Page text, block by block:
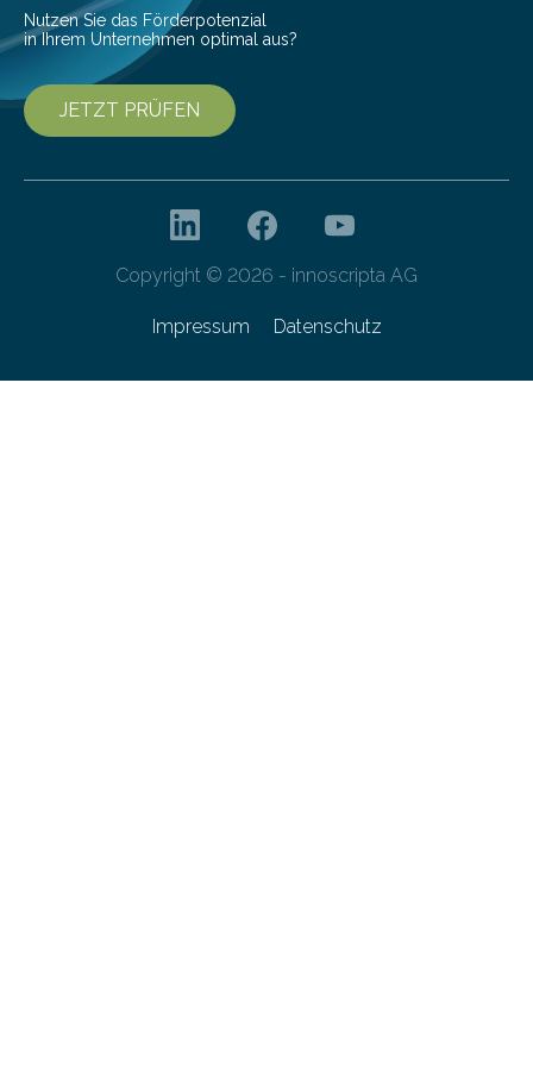
Nutzen Sie das Förderpotenzial
in Ihrem Unternehmen optimal aus?
JETZT PRÜFEN
Copyright © 2026 - innoscripta AG
Impressum Datenschutz